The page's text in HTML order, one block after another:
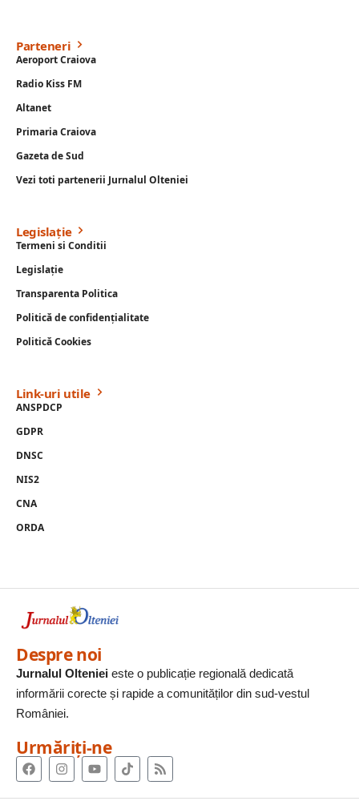
Parteneri
Aeroport Craiova
Radio Kiss FM
Altanet
Primaria Craiova
Gazeta de Sud
Vezi toti partenerii Jurnalul Olteniei
Legislație
Termeni si Conditii
Legislație
Transparenta Politica
Politică de confidențialitate
Politică Cookies
Link-uri utile
ANSPDCP
GDPR
DNSC
NIS2
CNA
ORDA
Despre noi
Jurnalul Olteniei este o publicație regională dedicată
informării corecte și rapide a comunităților din sud-vestul
României.
Urmăriți-ne